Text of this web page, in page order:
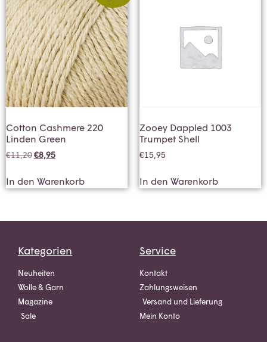
Cotton Cashmere 220
Linden Green
€11,20€8,95
In den Warenkorb
Zooey Dappled 1003
Trumpet Shell
€15,95
In den Warenkorb
Kategorien
Neuheiten
Wolle & Garn
Magazine
Sale
Service
Kontakt
Zahlungsweisen
Versand und Lieferung
Mein Konto